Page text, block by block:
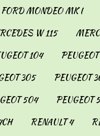
FORD MONDEO MK I
W 115
104
305 PEUGEOT
504 PEUGEOT
RENAULT 4